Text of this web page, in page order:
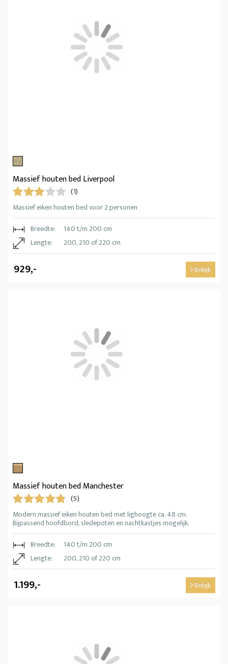
Massief houten bed Liverpool
(1)
Massief eiken houten bed voor 2 personen
Breedte:
140 t/m 200 cm
Lengte:
200, 210 of 220 cm
929,- Bekijk
Massief houten bed Manchester
(5)
Modern massief eiken houten bed met lighoogte ca. 48 cm.
Bijpassend hoofdbord, sledepoten en nachtkastjes mogelijk.
Breedte:
140 t/m 200 cm
Lengte:
200, 210 of 220 cm
1.199,- Bekijk